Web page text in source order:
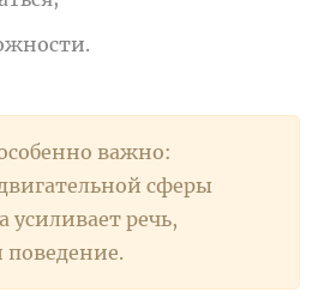
важно:
сферы
усиливает речь,